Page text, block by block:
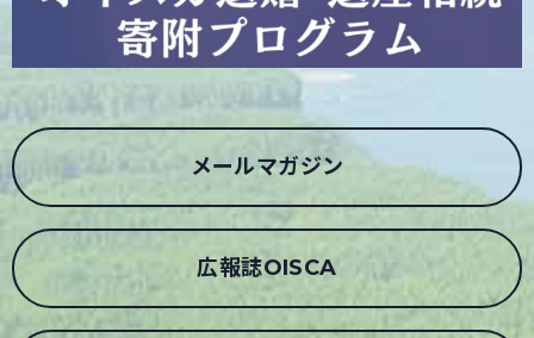
メールマガジン
広報誌OISCA